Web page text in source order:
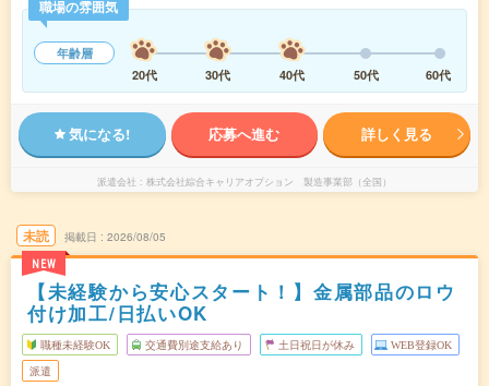
職場の雰囲気
年齢層
20代
30代 40代 50代 60代
気になる! 応募へ進む 詳しく見る
派遣会社 株式会社綜合キャリアオプション 製造事業部（全国）
未読
NEW
掲載日 2026/08/05
【未経験から安心スタート！】金属部品のロウ
付け加工/日払いOK
職種未経験OK 交通費別途支給あり 土日祝日が休み WEB登録OK
派遣